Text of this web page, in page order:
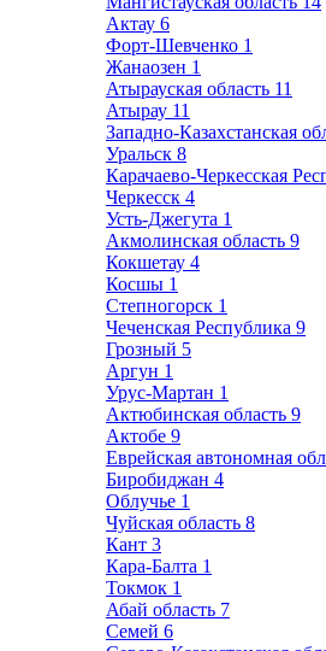
Актау 6
Форт-Шевченко 1
Жанаозен 1
Атырауская область 11
Атырау 11
Западно-Казахстанская
Уральск 8
Карачаево-Черкесская
Черкесск 4
Усть-Джегута 1
Акмолинская область 9
Кокшетау 4
Косшы 1
Степногорск 1
Чеченская Республика 9
Грозный 5
Аргун 1
Урус-Мартан 1
Актюбинская область 9
Актобе 9
Еврейская автономная
Биробиджан 4
Облучье 1
Чуйская область 8
Кант 3
Кара-Балта 1
Токмок 1
Абай область 7
Семей 6